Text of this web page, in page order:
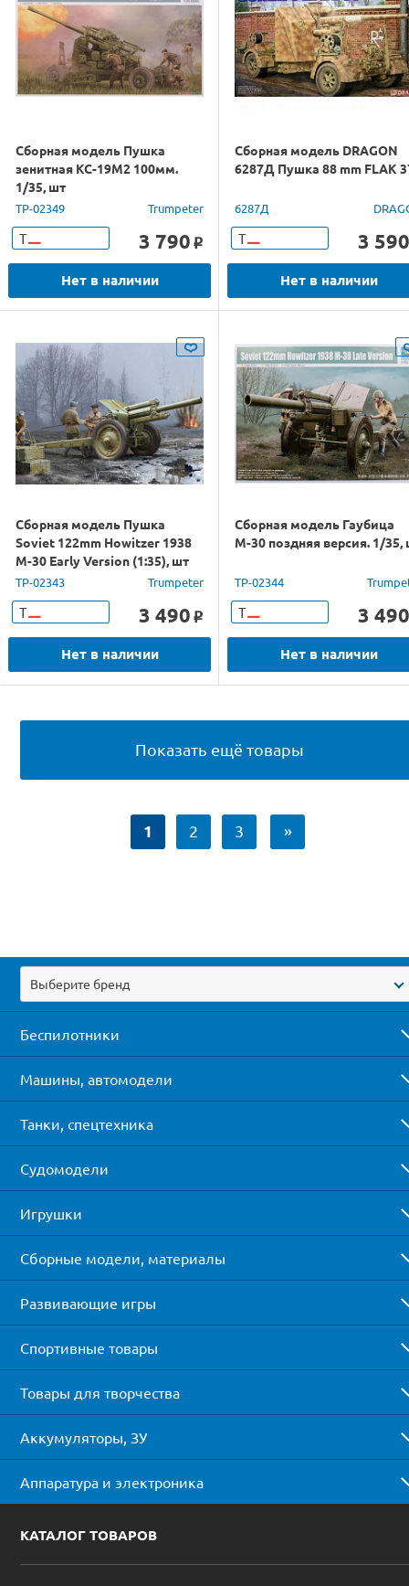
Сборная модель Пушка
зенитная КС-19М2 100мм.
1/35, шт
TP-02349 Trumpeter
Т 3 790 o
Нет в наличии
Сборная модель DRAGON
6287Д Пушка 88 mm FLAK
6287Д
Т 3 590
Нет в наличии
Сборная модель Пушка
Soviet 122mm Howitzer 1938
M-30 Early Version (1:35), шт
TP-02343 Trumpeter
Т 3 490 o
Нет в наличии
Сборная модель Гаубица
М-30 поздняя версия. 1/35,
TP-02344
Т 3 490
Нет в наличии
Показать ещё товары
1 2 3 »
Выберите бренд
Беспилотники
Машины, автомодели
Танки, спецтехника
Судомодели
Игрушки
Сборные модели, материалы
Развивающие игры
Спортивные товары
Товары для творчества
Аккумуляторы, ЗУ
Аппаратура и электроника
КАТАЛОГ ТОВАРОВ